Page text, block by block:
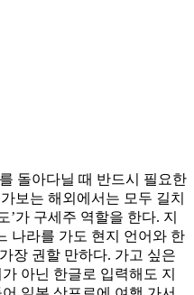
돌아다닐 때 반드시 필요한
보는 해외에서는 모두 길치
’가 구세주 역할을 한다. 지
나라를 가도 현지 언어와 한
장 권할 만하다. 가고 싶은
아닌 한글로 입력해도 지